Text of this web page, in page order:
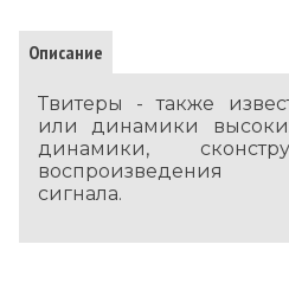
Описание
Твитеры - также
или динамики
динамики,
воспроизведения
сигнала.